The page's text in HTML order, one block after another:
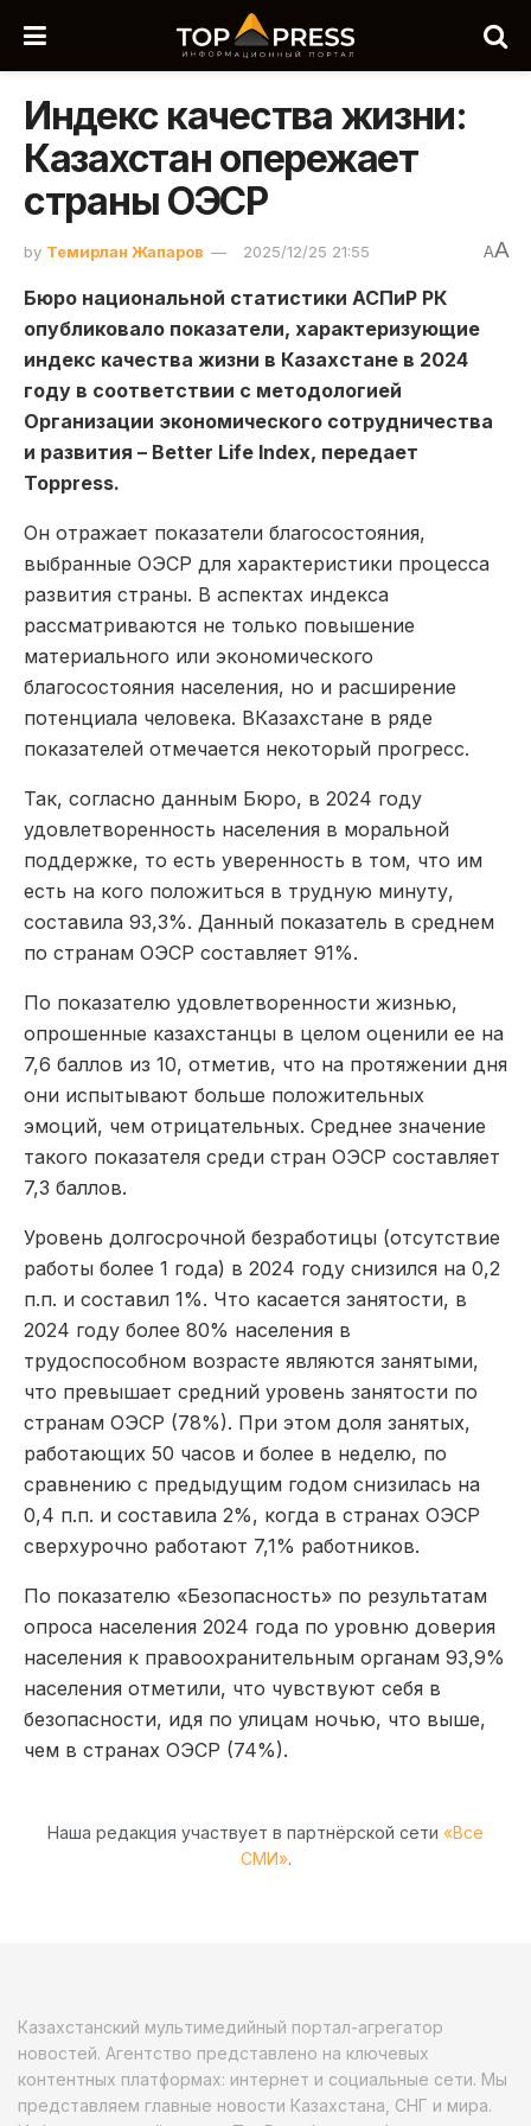
Индекс качества жизни:
Казахстан опережает
страны ОЭСР
by Темирлан Жапаров 2025/12/25 21:55 AA
Бюро национальной статистики АСПиР РК
опубликовало показатели, характеризующие
индекс качества жизни в Казахстане в 2024
году в соответствии с методологией
Организации экономического сотрудничества
и развития – Better Life Index, передает
Toppress.
Он отражает показатели благосостояния,
выбранные ОЭСР для характеристики процесса
развития страны. В аспектах индекса
рассматриваются не только повышение
материального или экономического
благосостояния населения, но и расширение
потенциала человека. ВКазахстане в ряде
показателей отмечается некоторый прогресс.
Так, согласно данным Бюро, в 2024 году
удовлетворенность населения в моральной
поддержке, то есть уверенность в том, что им
есть на кого положиться в трудную минуту,
составила 93,3%. Данный показатель в среднем
по странам ОЭСР составляет 91%.
По показателю удовлетворенности жизнью,
опрошенные казахстанцы в целом оценили ее на
7,6 баллов из 10, отметив, что на протяжении дня
они испытывают больше положительных
эмоций, чем отрицательных. Среднее значение
такого показателя среди стран ОЭСР составляет
7,3 баллов.
Уровень долгосрочной безработицы (отсутствие
работы более 1 года) в 2024 году снизился на 0,2
п.п. и составил 1%. Что касается занятости, в
2024 году более 80% населения в
трудоспособном возрасте являются занятыми,
что превышает средний уровень занятости по
странам ОЭСР (78%). При этом доля занятых,
работающих 50 часов и более в неделю, по
сравнению с предыдущим годом снизилась на
0,4 п.п. и составила 2%, когда в странах ОЭСР
сверхурочно работают 7,1% работников.
По показателю «Безопасность» по результатам
опроса населения 2024 года по уровню доверия
населения к правоохранительным органам 93,9%
населения отметили, что чувствуют себя в
безопасности, идя по улицам ночью, что выше,
чем в странах ОЭСР (74%).
Наша редакция участвует в партнёрской сети «Все
СМИ».
Казахстанский мультимедийный портал-агрегатор
новостей. Агентство представлено на ключевых
контентных платформах: интернет и социальные сети. Мы
представляем главные новости Казахстана, СНГ и мира.